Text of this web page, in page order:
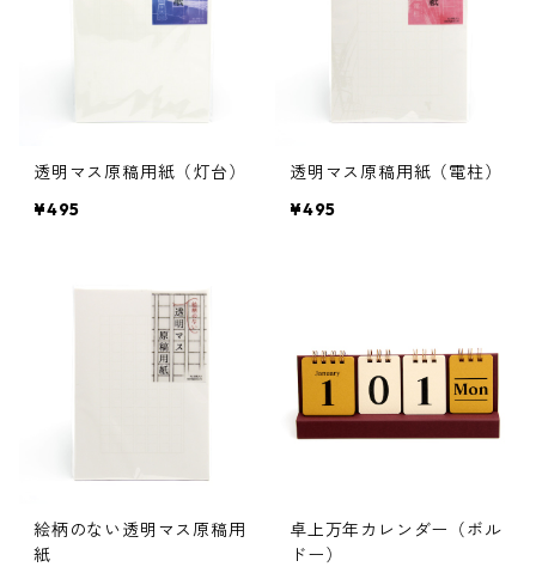
透明マス原稿用紙（灯台）
¥495
透明マス原稿用紙（電柱）
¥495
絵柄のない透明マス原稿用
紙
卓上万年カレンダー（ボル
ドー）